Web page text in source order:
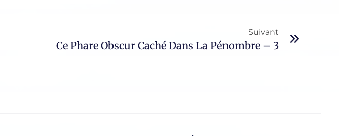
Suivant
Ce Phare Obscur Caché Dans La Pénombre – 3